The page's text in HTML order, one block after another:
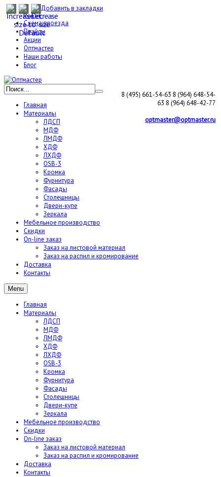
Добавить в закладки
Схема проезда
Прайсы
Акции
Оптмастер
Наши работы
Блог
8 (495) 661-54-63 8 (964) 648-54-
63 8 (964) 648-42-77
optmaster@optmaster.ru
Главная
Материалы
ЛДСП
МДФ
ЛМДФ
ХДФ
ЛХДФ
OSB-3
Кромка
Фурнитура
Фасады
Столешницы
Двери-купе
Зеркала
Мебельное производство
Скидки
On-line заказ
Заказ на листовой материал
Заказ на распил и кромирование
Доставка
Контакты
Menu
Главная
Материалы
ЛДСП
МДФ
ЛМДФ
ХДФ
ЛХДФ
OSB-3
Кромка
Фурнитура
Фасады
Столешницы
Двери-купе
Зеркала
Мебельное производство
Скидки
On-line заказ
Заказ на листовой материал
Заказ на распил и кромирование
Доставка
Контакты